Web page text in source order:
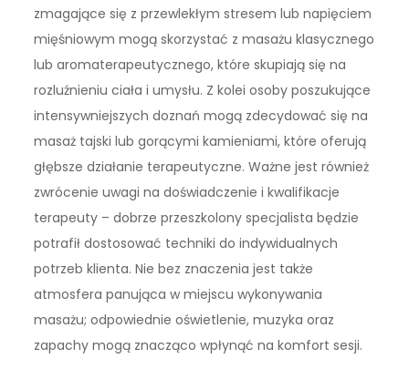
zmagające się z przewlekłym stresem lub napięciem
mięśniowym mogą skorzystać z masażu klasycznego
lub aromaterapeutycznego, które skupiają się na
rozluźnieniu ciała i umysłu. Z kolei osoby poszukujące
intensywniejszych doznań mogą zdecydować się na
masaż tajski lub gorącymi kamieniami, które oferują
głębsze działanie terapeutyczne. Ważne jest również
zwrócenie uwagi na doświadczenie i kwalifikacje
terapeuty – dobrze przeszkolony specjalista będzie
potrafił dostosować techniki do indywidualnych
potrzeb klienta. Nie bez znaczenia jest także
atmosfera panująca w miejscu wykonywania
masażu; odpowiednie oświetlenie, muzyka oraz
zapachy mogą znacząco wpłynąć na komfort sesji.